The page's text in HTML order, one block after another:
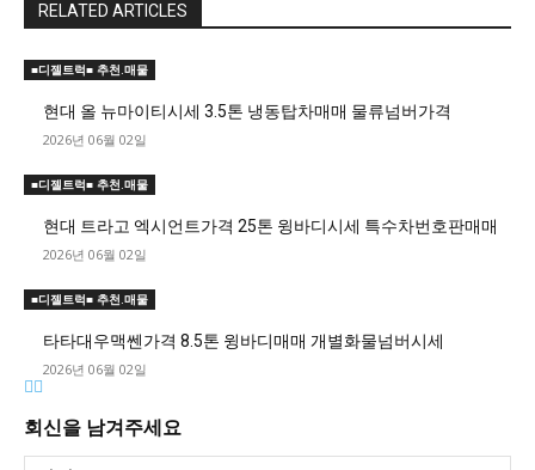
RELATED ARTICLES
■디젤트럭■ 추천.매물
현대 올 뉴마이티시세 3.5톤 냉동탑차매매 물류넘버가격
2026년 06월 02일
■디젤트럭■ 추천.매물
현대 트라고 엑시언트가격 25톤 윙바디시세 특수차번호판매매
2026년 06월 02일
■디젤트럭■ 추천.매물
타타대우맥쎈가격 8.5톤 윙바디매매 개별화물넘버시세
2026년 06월 02일
회신을 남겨주세요